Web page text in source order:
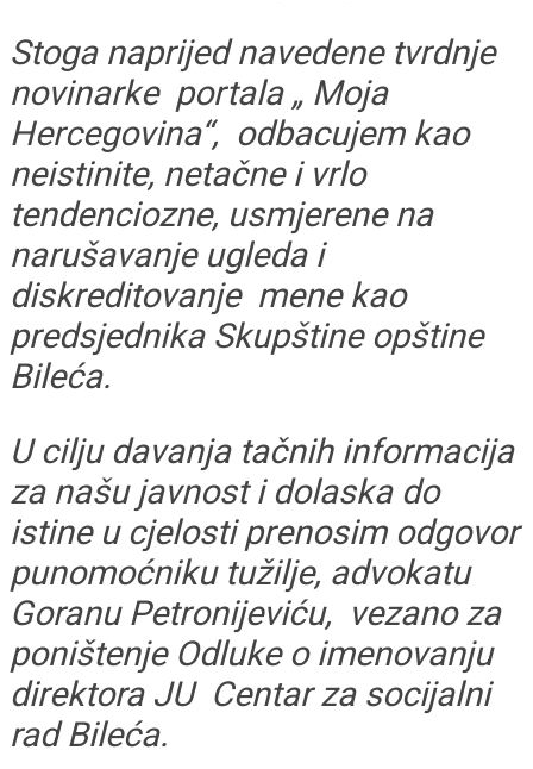
Stoga naprijed navedene tvrdnje
novinarke portala „ Moja
Hercegovina“, odbacujem kao
neistinite, netačne i vrlo
tendenciozne, usmjerene na
narušavanje ugleda i
diskreditovanje mene kao
predsjednika Skupštine opštine
Bileća.
U cilju davanja tačnih informacija
za našu javnost i dolaska do
istine u cjelosti prenosim odgovor
punomoćniku tužilje, advokatu
Goranu Petronijeviću, vezano za
poništenje Odluke o imenovanju
direktora JU Centar za socijalni
rad Bileća.